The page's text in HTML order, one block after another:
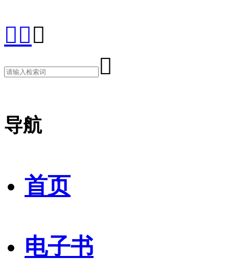


导航
首页
电子书